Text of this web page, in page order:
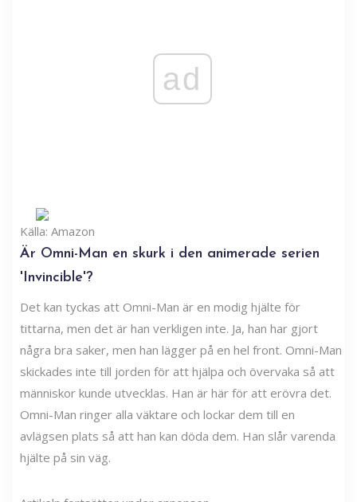
ad
Källa: Amazon
Är Omni-Man en skurk i den animerade serien
'Invincible'?
Det kan tyckas att Omni-Man är en modig hjälte för
tittarna, men det är han verkligen inte. Ja, han har gjort
några bra saker, men han lägger på en hel front. Omni-Man
skickades inte till jorden för att hjälpa och övervaka så att
människor kunde utvecklas. Han är här för att erövra det.
Omni-Man ringer alla väktare och lockar dem till en
avlägsen plats så att han kan döda dem. Han slår varenda
hjälte på sin väg.